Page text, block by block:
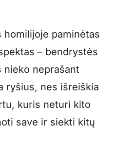
homilijoje paminėtas
– bendrystės
nieko neprašant
ryšius, nes išreiškia
kuris neturi kito
save ir siekti kitų